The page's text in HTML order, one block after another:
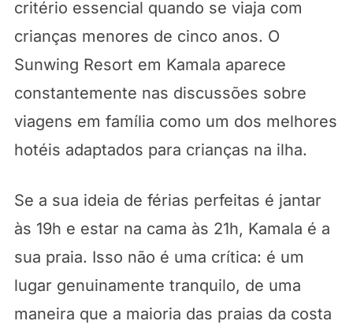
critério essencial quando se viaja com
crianças menores de cinco anos. O
Sunwing Resort em Kamala aparece
constantemente nas discussões sobre
viagens em família como um dos melhores
hotéis adaptados para crianças na ilha.
Se a sua ideia de férias perfeitas é jantar
às 19h e estar na cama às 21h, Kamala é a
sua praia. Isso não é uma crítica: é um
lugar genuinamente tranquilo, de uma
maneira que a maioria das praias da costa